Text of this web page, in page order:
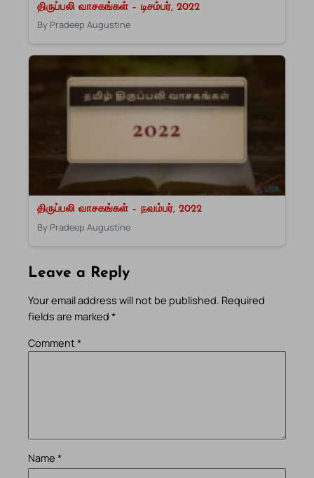
திருப்பலி வாசகங்கள் – டிசம்பர், 2022
By Pradeep Augustine
திருப்பலி வாசகங்கள் – நவம்பர், 2022
By Pradeep Augustine
Leave a Reply
Your email address will not be published. Required
fields are marked *
Comment*
Name *